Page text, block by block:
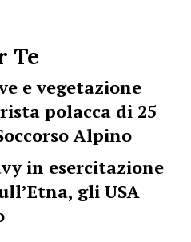
Te
e vegetazione
polacca di 25
Alpino
in esercitazione
gli USA